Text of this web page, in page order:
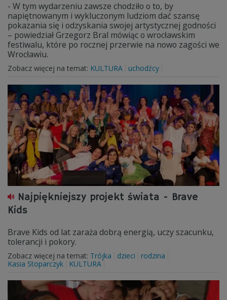
- W tym wydarzeniu zawsze chodziło o to, by
napiętnowanym i wykluczonym ludziom dać szansę
pokazania się i odzyskania swojej artystycznej godności
– powiedział Grzegorz Bral mówiąc o wrocławskim
festiwalu, które po rocznej przerwie na nowo zagości we
Wrocławiu.
Zobacz więcej na temat: KULTURA uchodźcy
Najpiękniejszy projekt świata - Brave
Kids
Brave Kids od lat zaraża dobrą energią, uczy szacunku,
tolerancji i pokory.
Zobacz więcej na temat: Trójka dzieci
rodzina
Kasia Stoparczyk
KULTURA